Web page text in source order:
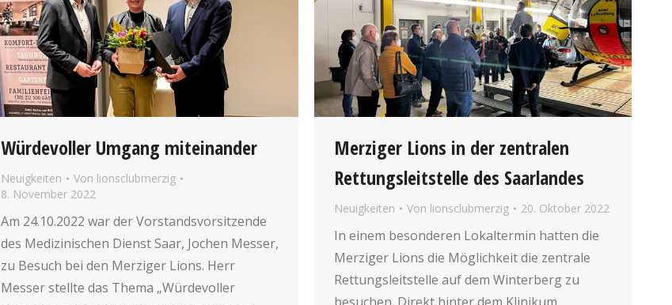
Würdevoller Umgang miteinander
Neuigkeiten Von lionsclubmerzig
8. November 2022
Am 24.10.2022 war der Vorstandsvorsitzende
des Medizinischen Dienst Saar, Jochen Messer,
zu Besuch bei den Merziger Lions. Herr
Messer stellte das Thema „Würdevoller
Merziger Lions in der zentralen
Rettungsleitstelle des Saarlandes
Neuigkeiten Von lionsclubmerzig 20. Oktober 2022
In einem besonderen Lokaltermin hatten die
Merziger Lions die Möglichkeit die zentrale
Rettungsleitstelle auf dem Winterberg zu